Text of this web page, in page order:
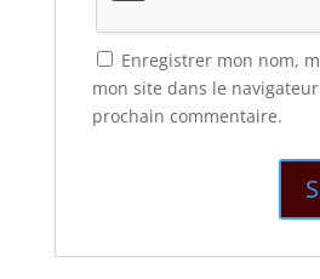
Enregistrer mon nom,
mon site dans le
prochain commentaire.